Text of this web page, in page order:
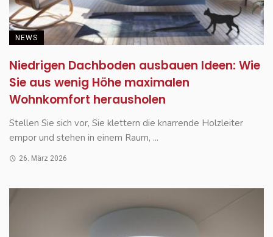
NEWS
Niedrigen Dachboden ausbauen Ideen: Wie
Sie aus wenig Höhe maximalen
Wohnkomfort herausholen
Stellen Sie sich vor, Sie klettern die knarrende Holzleiter
empor und stehen in einem Raum, ...
26. März 2026